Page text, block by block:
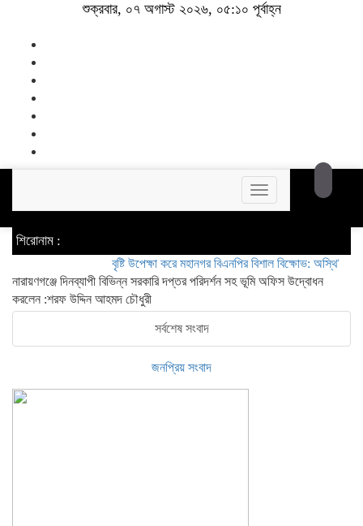
শুক্রবার, ০৭ অগাস্ট ২০২৬, ০৫:১০ পূর্বাহ্ন
Toggle
navigation
শিরোনাম :
বৃষ্টি উপেক্ষা করে মহানগর বিএনপির বিশাল বিক্ষোভ: অস্থিতিশীলতা
নারায়ণগঞ্জে দিনব্যাপী বিভিন্ন সরকারি দপ্তর পরিদর্শন সহ ভূমি অফিস উদ্বোধন
করলেন :শরফ উদ্দিন আহমদ চৌধুরী
সর্বশেষ সংবাদ
জনপ্রিয় সংবাদ